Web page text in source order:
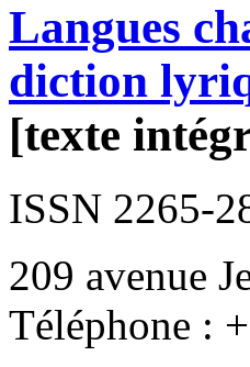
Langues
diction
[texte
ISSN 2265-
209 avenue
Téléphone :